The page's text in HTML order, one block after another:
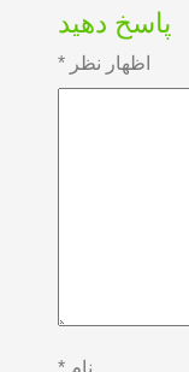
پاسخ دهید
اظهار نظر *
نام *